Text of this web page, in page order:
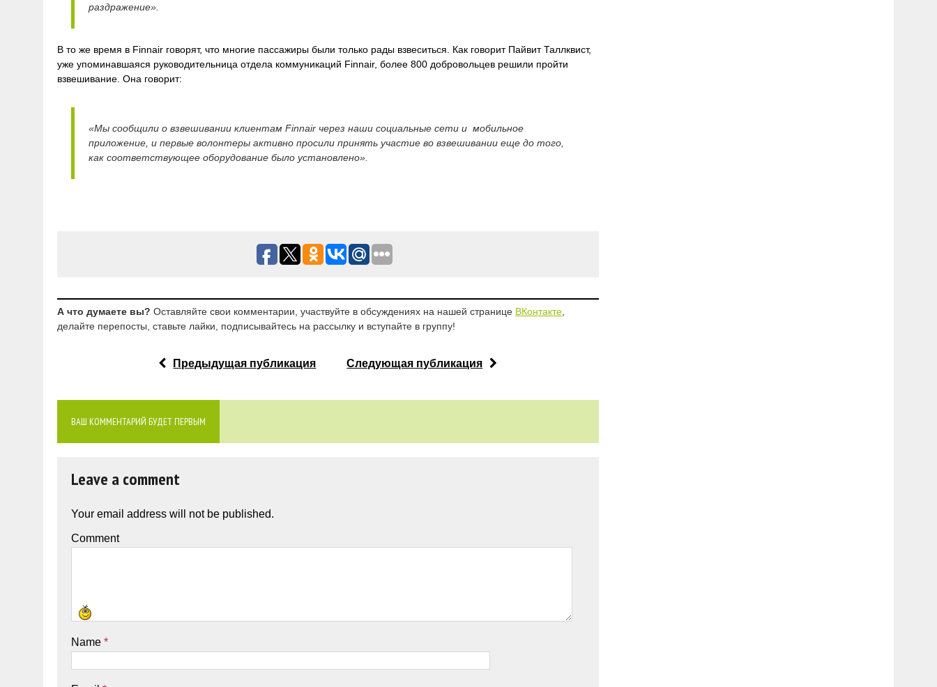
раздражение».
В то же время в Finnair говорят, что многие пассажиры были только рады взвеситься. Как говорит Пайвит Таллквист,
уже упоминавшаяся руководительница отдела коммуникаций Finnair, более 800 добровольцев решили пройти
взвешивание. Она говорит:
«Мы сообщили о взвешивании клиентам Finnair через наши социальные сети и мобильное
приложение, и первые волонтеры активно просили принять участие во взвешивании еще до того,
как соответствующее оборудование было установлено».
А что думаете вы? Оставляйте свои комментарии, участвуйте в обсуждениях на нашей странице ВКонтакте
делайте перепосты, ставьте лайки, подписывайтесь на рассылку и вступайте в группу!
Предыдущая публикация Следующая публикация
ВАШ КОММЕНТАРИЙ БУДЕТ ПЕРВЫМ
Leave a comment
Your email address will not be published.
Comment
Name *